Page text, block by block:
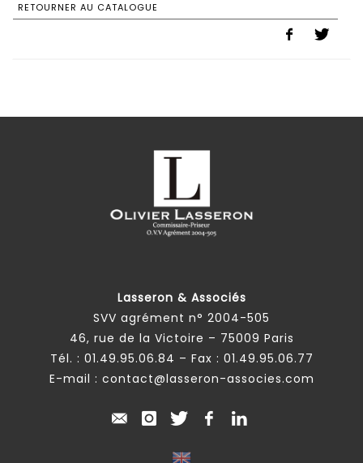
RETOURNER AU CATALOGUE
Lasseron & Associés
SVV agrément n° 2004-505
46, rue de la Victoire – 75009 Paris
Tél. : 01.49.95.06.84 – Fax : 01.49.95.06.77
E-mail : contact@lasseron-associes.com